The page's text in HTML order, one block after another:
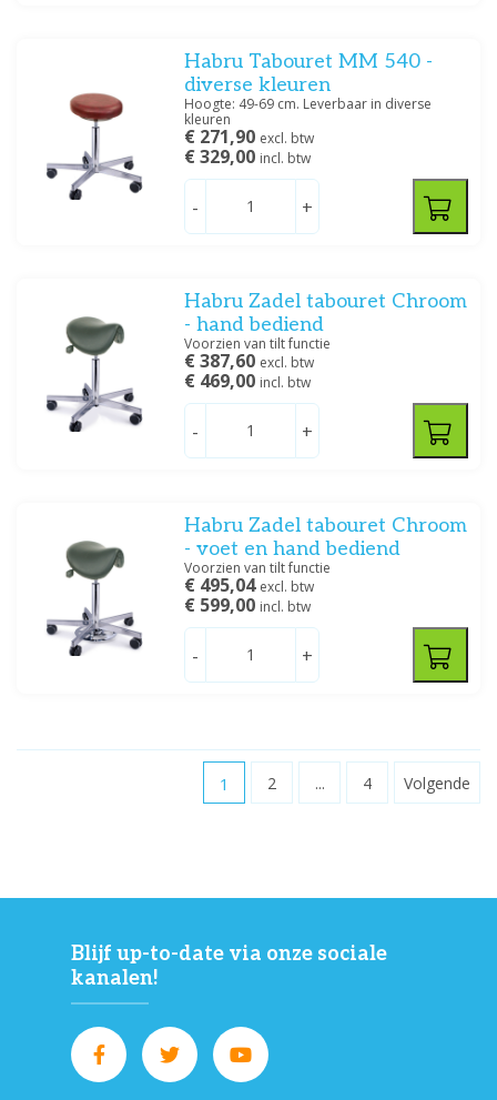
Habru Tabouret MM 540 -
diverse kleuren
Hoogte: 49-69 cm. Leverbaar in diverse
kleuren
€ 271,90 excl. btw
€ 329,00 incl. btw
- +
Habru Zadel tabouret Chroom
- hand bediend
Voorzien van tilt functie
€ 387,60 excl. btw
€ 469,00 incl. btw
- +
Habru Zadel tabouret Chroom
- voet en hand bediend
Voorzien van tilt functie
€ 495,04 excl. btw
€ 599,00 incl. btw
- +
1 2 ... 4 Volgende
Blijf up-to-date via onze sociale
kanalen!